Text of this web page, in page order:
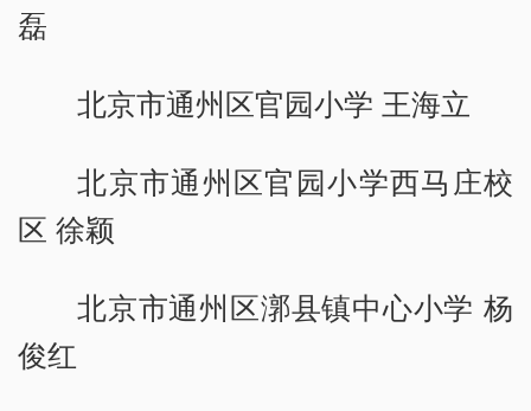
磊
北京市通州区官园小学 王海立
北京市通州区官园小学西马庄校
区 徐颖
北京市通州区漷县镇中心小学 杨
俊红